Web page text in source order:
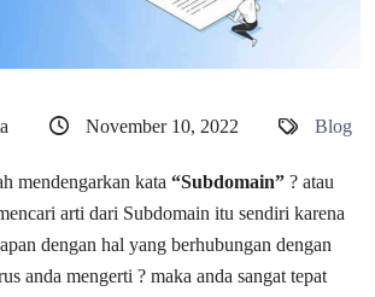
November 10, 2022 Blog
mendengarkan kata “Subdomain” ? atau
arti dari Subdomain itu sendiri karena
dengan hal yang berhubungan dengan
anda mengerti ? maka anda sangat tepat